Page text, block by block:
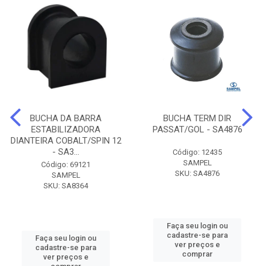
BUCHA DA BARRA
ESTABILIZADORA
DIANTEIRA COBALT/SPIN 12
- SA3...
Código: 69121
SAMPEL
SKU: SA8364
Faça seu login ou
cadastre-se para
ver preços e
BUCHA TERM DIR
PASSAT/GOL - SA4876
Código: 12435
SAMPEL
SKU: SA4876
Faça seu login ou
cadastre-se para
ver preços e
comprar